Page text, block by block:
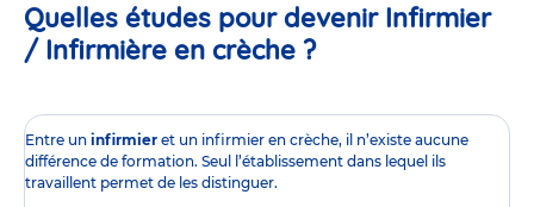
Quelles études pour devenir Infirmier
/ Infirmière en crèche ?
Entre un infirmier et un infirmier en crèche, il n’existe aucune
différence de formation. Seul l’établissement dans lequel ils
travaillent permet de les distinguer.